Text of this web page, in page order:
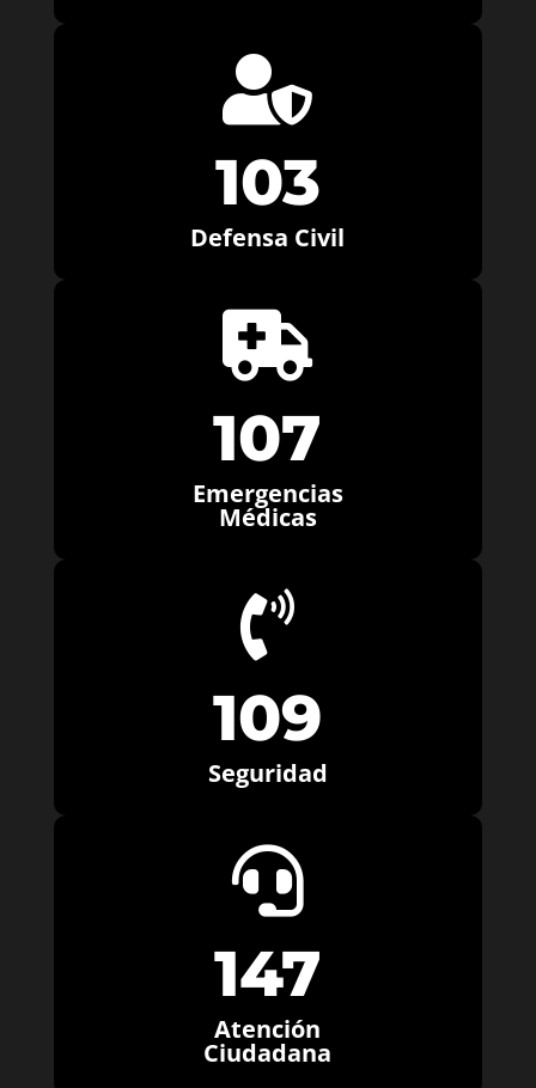

103
Defensa Civil

107
Emergencias
Médicas

109
Seguridad

147
Atención
Ciudadana